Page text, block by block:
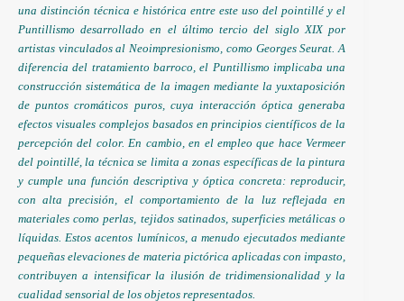
una distinción técnica e histórica entre este uso del pointillé y el
Puntillismo desarrollado en el último tercio del siglo XIX por
artistas vinculados al Neoimpresionismo, como Georges Seurat. A
diferencia del tratamiento barroco, el Puntillismo implicaba una
construcción sistemática de la imagen mediante la yuxtaposición
de puntos cromáticos puros, cuya interacción óptica generaba
efectos visuales complejos basados en principios científicos de la
percepción del color. En cambio, en el empleo que hace Vermeer
del pointillé, la técnica se limita a zonas específicas de la pintura
y cumple una función descriptiva y óptica concreta: reproducir,
con alta precisión, el comportamiento de la luz reflejada en
materiales como perlas, tejidos satinados, superficies metálicas o
líquidas. Estos acentos lumínicos, a menudo ejecutados mediante
pequeñas elevaciones de materia pictórica aplicadas con impasto,
contribuyen a intensificar la ilusión de tridimensionalidad y la
cualidad sensorial de los objetos representados.